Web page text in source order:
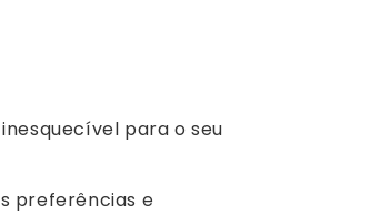
para o seu
preferências e